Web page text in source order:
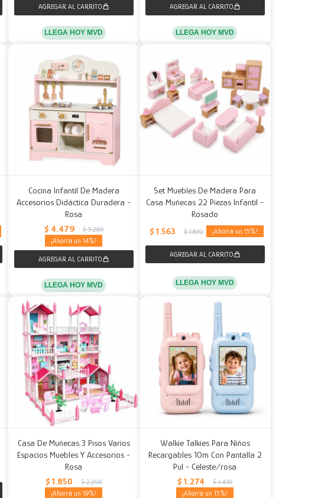
LLEGA HOY MVD LLEGA HOY MVD
Cocina Infantil De Madera
Accesorios Didáctica Duradera -
Rosa
$ 4.479 $ 5.269
14
LLEGA HOY MVD
Set Muebles De Madera Para
Casa Muñecas 22 Piezas Infantil -
Rosado
$ 1.563 $ 1.839 15
LLEGA HOY MVD
Casa De Muñecas 3 Pisos Varios
Espacios Muebles Y Accesorios -
Rosa
$ 1.850 $ 2.290
19
Walkie Talkies Para Niños
Recargables 10m Con Pantalla 2
Pul - Celeste/rosa
$ 1.274 $ 1.499
15